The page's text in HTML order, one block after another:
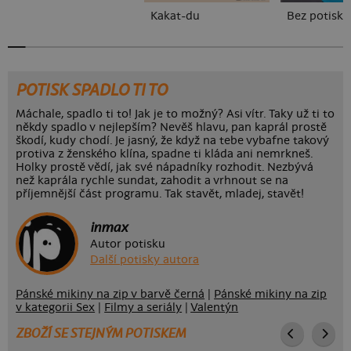
Kakat-du Bez potisku
POTISK SPADLO TI TO
Máchale, spadlo ti to! Jak je to možný? Asi vítr. Taky už ti to
někdy spadlo v nejlepším? Nevěš hlavu, pan kaprál prostě
škodí, kudy chodí. Je jasný, že když na tebe vybafne takový
protiva z ženského klína, spadne ti kláda ani nemrkneš.
Holky prostě vědí, jak své nápadníky rozhodit. Nezbývá
než kaprála rychle sundat, zahodit a vrhnout se na
příjemnější část programu. Tak stavět, mladej, stavět!
inmax
Autor potisku
Další potisky autora
Pánské mikiny na zip v barvě černá
Pánské mikiny na zip
v kategorii Sex
Filmy a seriály |Valentýn
ZBOŽÍ SE STEJNÝM POTISKEM